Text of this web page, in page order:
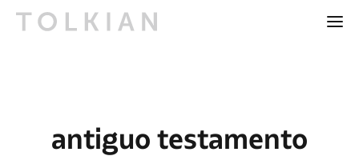
antiguo testamento